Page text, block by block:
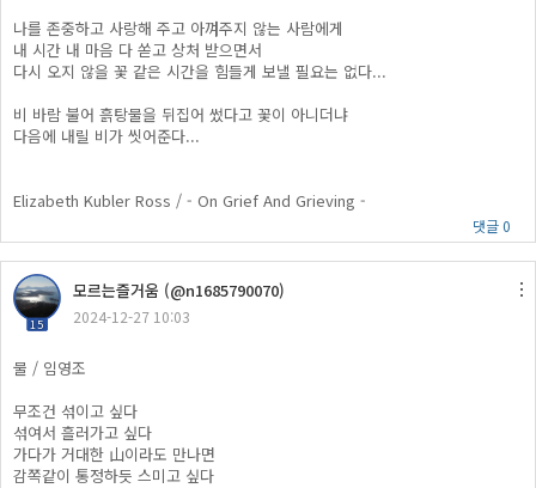
나를 존중하고 사랑해 주고 아껴주지 않는 사람에게
내 시간 내 마음 다 쏟고 상처 받으면서
다시 오지 않을 꽃 같은 시간을 힘들게 보낼 필요는 없다...
비 바람 불어 흙탕물을 뒤집어 썼다고 꽃이 아니더냐
다음에 내릴 비가 씻어준다...
Elizabeth Kubler Ross / - On Grief And Grieving -
댓글 0
15
모르는즐거움 (@n1685790070)
2024-12-27 10:03
물 / 임영조
무조건 섞이고 싶다
섞여서 흘러가고 싶다
가다가 거대한 山이라도 만나면
감쪽같이 통정하듯 스미고 싶다